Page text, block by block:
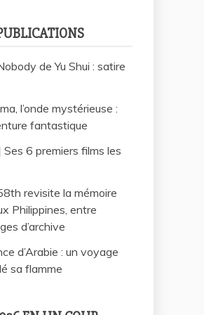
de Yu Shui : satire
l’onde mystérieuse :
fantastique
6 premiers films les
revisite la mémoire
Philippines, entre
d’archive
d’Arabie : un voyage
sa flamme